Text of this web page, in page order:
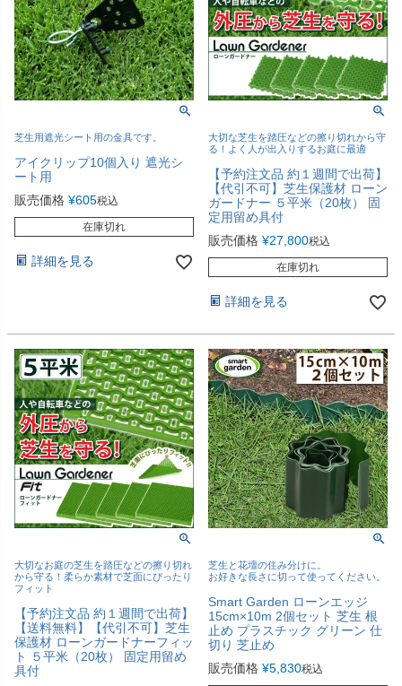
芝生用遮光シート用の金具です。
アイクリップ10個入り 遮光シ
ート用
販売価格 ¥605税込
在庫切れ
詳細を見る
大切な芝生を踏圧などの擦り切れから守
る！よく人が出入りするお庭に最適
【予約注文品 約１週間で出荷】
【代引不可】芝生保護材 ローン
ガードナー ５平米（20枚） 固
定用留め具付
販売価格 ¥27,800税込
在庫切れ
詳細を見る
大切なお庭の芝生を踏圧などの擦り切れ
から守る！柔らか素材で芝面にぴったり
フィット
【予約注文品 約１週間で出荷】
【送料無料】【代引不可】芝生
保護材 ローンガードナーフィッ
ト ５平米（20枚） 固定用留め
具付
芝生と花壇の住み分けに。
お好きな長さに切って使ってください。
Smart Garden ローンエッジ
15cm×10m 2個セット 芝生 根
止め プラスチック グリーン 仕
切り 芝止め
販売価格 ¥5,830税込